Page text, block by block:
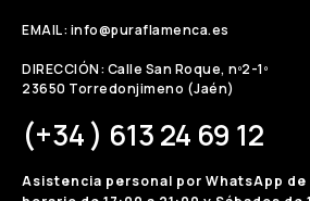
EMAIL: info@puraflamenca.es
DIRECCIÓN: Calle San Roque, nº2-1º
23650 Torredonjimeno (Jaén)
(+34 ) 613 24 69 12
Asistencia personal por WhatsApp de